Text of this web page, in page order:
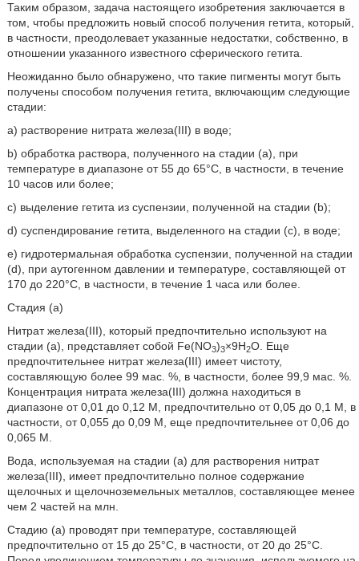
Таким образом, задача настоящего изобретения заключается в
том, чтобы предложить новый способ получения гетита, который,
в частности, преодолевает указанные недостатки, собственно, в
отношении указанного известного сферического гетита.
Неожиданно было обнаружено, что такие пигменты могут быть
получены способом получения гетита, включающим следующие
стадии:
a) растворение нитрата железа(III) в воде;
b) обработка раствора, полученного на стадии (а), при
температуре в диапазоне от 55 до 65°С, в частности, в течение
10 часов или более;
c) выделение гетита из суспензии, полученной на стадии (b);
d) суспендирование гетита, выделенного на стадии (с), в воде;
e) гидротермальная обработка суспензии, полученной на стадии
(d), при аутогенном давлении и температуре, составляющей от
170 до 220°С, в частности, в течение 1 часа или более.
Стадия (а)
Нитрат железа(III), который предпочтительно используют на
стадии (а), представляет собой Fe(NO3)3×9H2O. Еще
предпочтительнее нитрат железа(III) имеет чистоту,
составляющую более 99 мас. %, в частности, более 99,9 мас. %.
Концентрация нитрата железа(III) должна находиться в
диапазоне от 0,01 до 0,12 М, предпочтительно от 0,05 до 0,1 М, в
частности, от 0,055 до 0,09 М, еще предпочтительнее от 0,06 до
0,065 М.
Вода, используемая на стадии (а) для растворения нитрат
железа(III), имеет предпочтительно полное содержание
щелочных и щелочноземельных металлов, составляющее менее
чем 2 частей на млн.
Стадию (а) проводят при температуре, составляющей
предпочтительно от 15 до 25°С, в частности, от 20 до 25°С.